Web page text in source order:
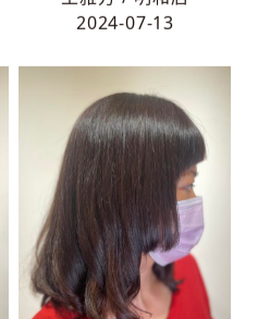
王雅芳 / 明和店